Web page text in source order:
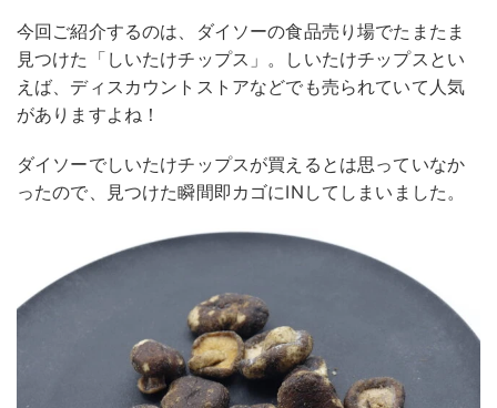
今回ご紹介するのは、ダイソーの食品売り場でたまたま
見つけた「しいたけチップス」。しいたけチップスとい
えば、ディスカウントストアなどでも売られていて人気
がありますよね！
ダイソーでしいたけチップスが買えるとは思っていなか
ったので、見つけた瞬間即カゴにINしてしまいました。